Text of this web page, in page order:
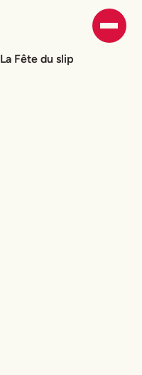
La Fête du slip